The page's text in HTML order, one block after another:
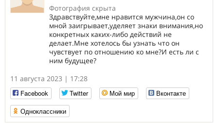
Фотография скрыта
Здравствуйте,мне нравится мужчина,он со
мной заигрывает,уделяет знаки внимания,но
конкретных каких-либо действий не
делает.Мне хотелось бы узнать что он
чувствует по отношению ко мне?И есть ли с
ним будущее?
11 августа 2023 | 17:28
Facebook
Twitter Мой мир
Вконтакте
Одноклассники